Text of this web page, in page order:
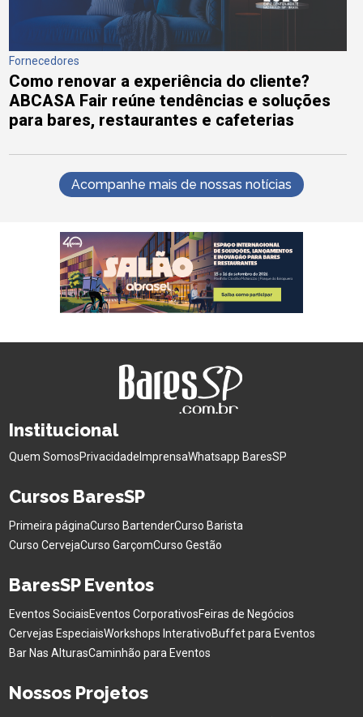
Fornecedores
Como renovar a experiência do cliente?
ABCASA Fair reúne tendências e soluções
para bares, restaurantes e cafeterias
Acompanhe mais de nossas notícias
Institucional
Quem SomosPrivacidade ImprensaWhatsapp BaresSP
Cursos BaresSP
Primeira páginaCurso BartenderCurso Barista
Curso CervejaCurso GarçomCurso Gestão
BaresSP Eventos
Eventos SociaisEventos CorporativosFeiras de Negócios
Cervejas EspeciaisWorkshops InterativoBuffet para Eventos
Bar Nas AlturasCaminhão para Eventos
Nossos Projetos